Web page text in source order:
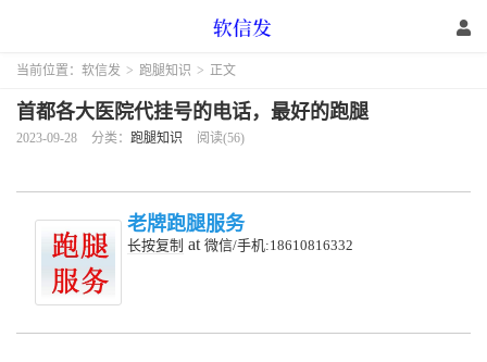
当前位置： 软信发 > 跑腿知识 > 正文
首都各大医院代挂号的电话，最好的跑腿
2023-09-28 分类： 跑腿知识 阅读(56)
老牌跑腿服务
长按复制 at 微信/手机:18610816332